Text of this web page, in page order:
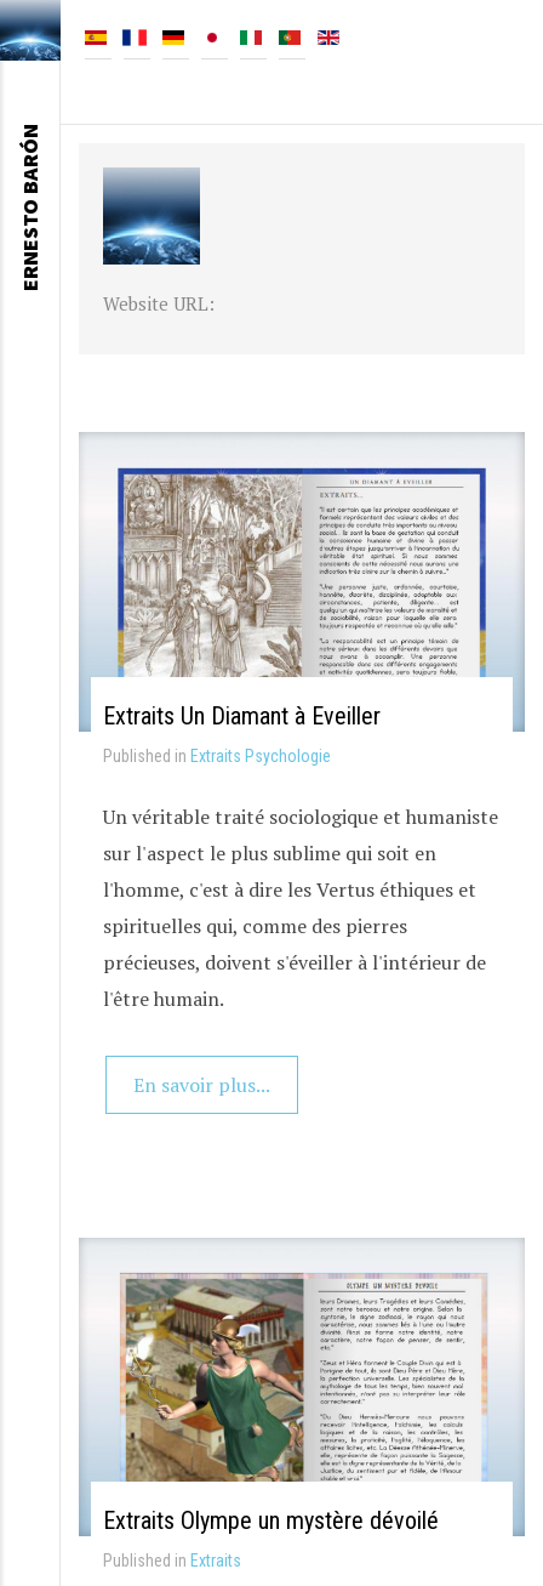
Website URL:
Extraits Un Diamant à Eveiller
Published in Extraits Psychologie
Un véritable traité sociologique et humaniste
sur l'aspect le plus sublime qui soit en
l'homme, c'est à dire les Vertus éthiques et
spirituelles qui, comme des pierres
précieuses, doivent s'éveiller à l'intérieur de
l'être humain.
En savoir plus...
Extraits Olympe un mystère dévoilé
Published in Extraits
ERNESTO BARÓN